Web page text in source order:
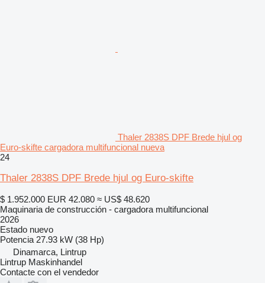
Thaler 2838S DPF Brede hjul og
Euro-skifte cargadora multifuncional nueva
24
Thaler 2838S DPF Brede hjul og Euro-skifte
$ 1.952.000 EUR 42.080 ≈ US$ 48.620
Maquinaria de construcción - cargadora multifuncional
2026
Estado nuevo
Potencia 27.93 kW (38 Hp)
Dinamarca, Lintrup
Lintrup Maskinhandel
Contacte con el vendedor